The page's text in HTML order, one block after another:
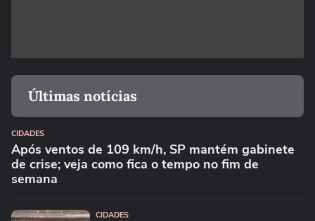
Últimas notícias
CIDADES
Após ventos de 109 km/h, SP mantém gabinete
de crise; veja como fica o tempo no fim de
semana
CIDADES